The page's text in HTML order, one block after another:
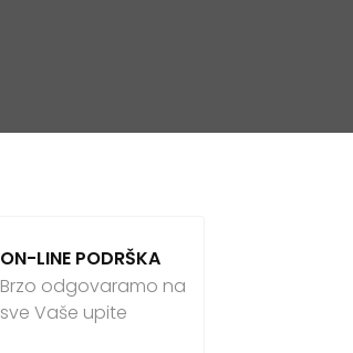
ON-LINE PODRŠKA
Brzo odgovaramo na
sve Vaše upite